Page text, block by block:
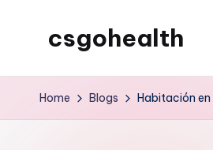
csgohealth
Home Blogs Habitación en